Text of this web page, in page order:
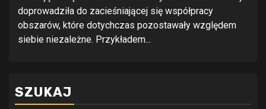
doprowadziła do zacieśniającej się współpracy
obszarów, które dotychczas pozostawały względem
siebie niezależne. Przykładem...
SZUKAJ